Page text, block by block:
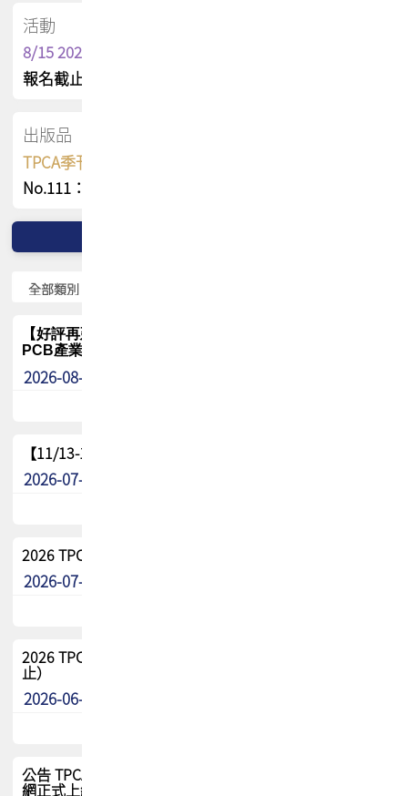
活動
8/15 2026 TPCA健康盃保齡球聯誼賽
報名截止日 : 8/3 活動日期 : 8/15
出版品
TPCA季刊 FREE 線上版
No.111：PCB全球風險布局與韌性
【好評再延長】PCB GPT 全面開放體驗延長到8月!!
PCB產業專屬 AI 知識平台
2026-08-04
【11/13-15】2026 TPCA 百岳登頂_南橫三星
2026-07-22
2026 TPCA中南區會員問卷暨7/31交流餐敘報名
2026-07-08
2026 TPCA健康盃保齡球聯誼賽 熱烈報名中（8/3報名截
止）
2026-06-29
公告 TPCA 台灣電路板協會官網將迎來新面貌，7/1 新官
網正式上線！